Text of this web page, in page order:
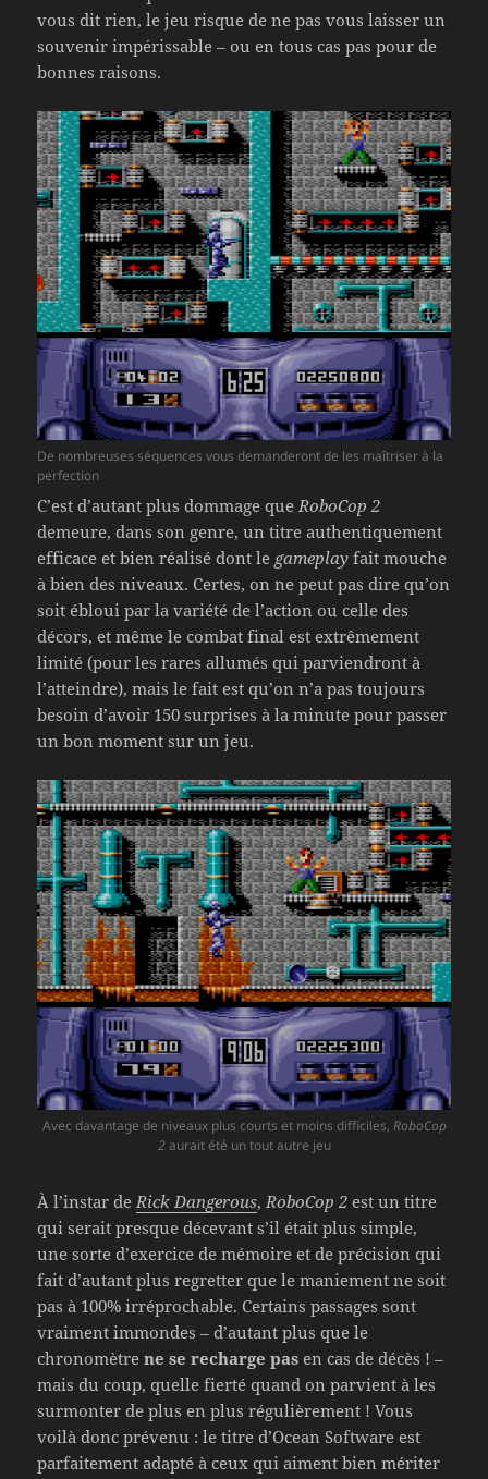
vous dit rien, le jeu risque de ne pas vous laisser un
souvenir impérissable – ou en tous cas pas pour de
bonnes raisons.
De nombreuses séquences vous demanderont de les maîtriser à la
perfection
C’est d’autant plus dommage queRoboCop 2
demeure, dans son genre, un titre authentiquement
efficace et bien réalisé dont le gameplay fait mouche
à bien des niveaux. Certes, on ne peut pas dire qu’on
soit ébloui par la variété de l’action ou celle des
décors, et même le combat final est extrêmement
limité (pour les rares allumés qui parviendront à
l’atteindre), mais le fait est qu’on n’a pas toujours
besoin d’avoir 150 surprises à la minute pour passer
un bon moment sur un jeu.
Avec davantage de niveaux plus courts et moins difficiles, RoboCop
2aurait été un tout autre jeu
À l’instar de Rick Dangerous, RoboCop 2 est un titre
qui serait presque décevant s’il était plus simple,
une sorte d’exercice de mémoire et de précision qui
fait d’autant plus regretter que le maniement ne soit
pas à 100% irréprochable. Certains passages sont
vraiment immondes – d’autant plus que le
chronomètrene se recharge pas en cas de décès ! –
mais du coup, quelle fierté quand on parvient à les
surmonter de plus en plus régulièrement ! Vous
voilà donc prévenu : le titre d’Ocean Software est
parfaitement adapté à ceux qui aiment bien mériter